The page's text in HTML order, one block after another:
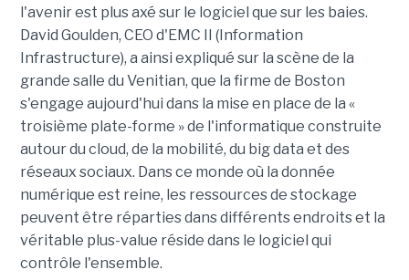
l'avenir est plus axé sur le logiciel que sur les baies.
David Goulden, CEO d'EMC II (Information
Infrastructure), a ainsi expliqué sur la scène de la
grande salle du Venitian, que la firme de Boston
s'engage aujourd'hui dans la mise en place de la «
troisième plate-forme » de l'informatique construite
autour du cloud, de la mobilité, du big data et des
réseaux sociaux. Dans ce monde où la donnée
numérique est reine, les ressources de stockage
peuvent être réparties dans différents endroits et la
véritable plus-value réside dans le logiciel qui
contrôle l'ensemble.